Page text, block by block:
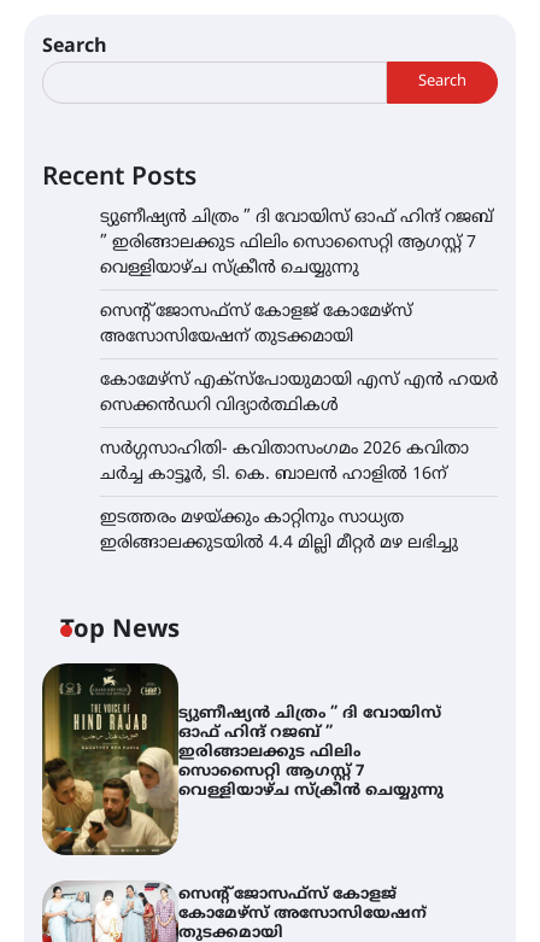
Search
Search
Recent Posts
ട്യുണീഷ്യൻ ചിത്രം ” ദി വോയിസ് ഓഫ് ഹിന്ദ് റജബ്
” ഇരിങ്ങാലക്കുട ഫിലിം സൊസൈറ്റി ആഗസ്റ്റ് 7
വെള്ളിയാഴ്ച സ്‌ക്രീൻ ചെയ്യുന്നു
സെന്റ് ജോസഫ്സ് കോളജ് കോമേഴ്‌സ്
അസോസിയേഷന് തുടക്കമായി
കോമേഴ്സ് എക്സ്പോയുമായി എസ് എൻ ഹയർ
സെക്കൻഡറി വിദ്യാർത്ഥികൾ
സർഗ്ഗസാഹിതി- കവിതാസംഗമം 2026 കവിതാ
ചർച്ച കാട്ടൂർ, ടി. കെ. ബാലൻ ഹാളിൽ 16ന്
ഇടത്തരം മഴയ്ക്കും കാറ്റിനും സാധ്യത
ഇരിങ്ങാലക്കുടയിൽ 4.4 മില്ലി മീറ്റർ മഴ ലഭിച്ചു
Top News
ട്യുണീഷ്യൻ ചിത്രം ” ദി വോയിസ്
ഓഫ് ഹിന്ദ് റജബ് ”
ഇരിങ്ങാലക്കുട ഫിലിം
സൊസൈറ്റി ആഗസ്റ്റ് 7
വെള്ളിയാഴ്ച സ്‌ക്രീൻ ചെയ്യുന്നു
സെന്റ് ജോസഫ്സ് കോളജ്
കോമേഴ്‌സ് അസോസിയേഷന്
തുടക്കമായി